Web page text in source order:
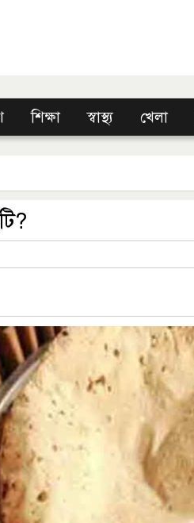
শিক্ষা স্বাস্থ্য খেলা